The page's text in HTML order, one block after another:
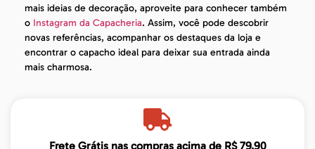
mais ideias de decoração, aproveite para conhecer também
o Instagram da Capacheria. Assim, você pode descobrir
novas referências, acompanhar os destaques da loja e
encontrar o capacho ideal para deixar sua entrada ainda
mais charmosa.
Frete Grátis nas compras acima de R$ 79,90